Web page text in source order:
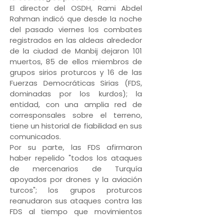
El director del OSDH, Rami Abdel
Rahman indicó que desde la noche
del pasado viernes los combates
registrados en las aldeas alrededor
de la ciudad de Manbij dejaron 101
muertos, 85 de ellos miembros de
grupos sirios proturcos y 16 de las
Fuerzas Democráticas Sirias (FDS,
dominadas por los kurdos); la
entidad, con una amplia red de
corresponsales sobre el terreno,
tiene un historial de fiabilidad en sus
comunicados.
Por su parte, las FDS afirmaron
haber repelido "todos los ataques
de mercenarios de Turquía
apoyados por drones y la aviación
turcos"; los grupos proturcos
reanudaron sus ataques contra las
FDS al tiempo que movimientos